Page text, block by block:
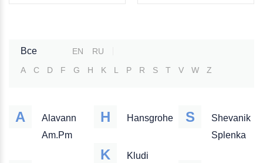
Все EN
RU
A
C D F G H K L P R S T V W Z
A
Alavann
Am.Pm
H Hansgrohe
K
Kludi
S
Shevanik
Splenka